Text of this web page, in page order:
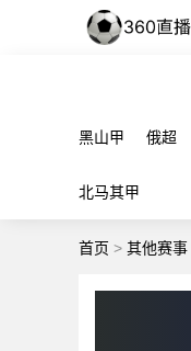
黑山甲 俄超
北马其甲
首页 > 其他赛事